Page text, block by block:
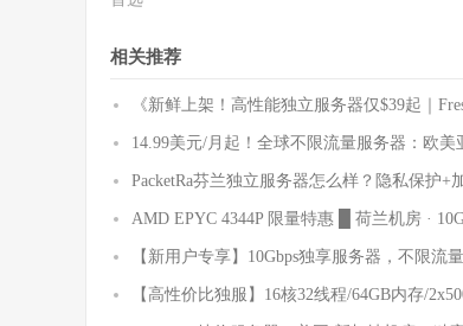
相关推荐
《新鲜上架！高性能独立服务器仅$39起｜
14.99美元/月起！全球不限流量服务器：欧
PacketRa芬兰独立服务器怎么样？隐私保护+
AMD EPYC 4344P 限量特惠 █ 荷兰机房 ·
【新用户专享】10Gbps独享服务器，不限流
【高性价比独服】16核32线程/64GB内存/